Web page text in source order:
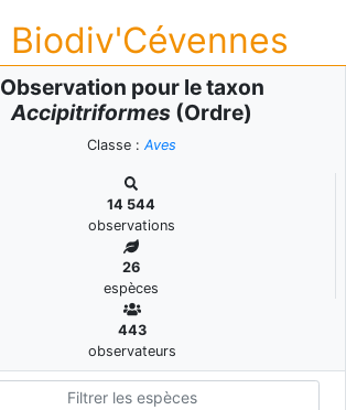
Biodiv'Cévennes
Observation pour le taxon
Accipitriformes (Ordre)
Classe : Aves
14 544
observations
26
espèces
443
observateurs